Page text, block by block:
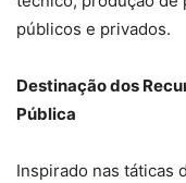
públicos e privados.
Destinação dos
Pública
Inspirado nas táticas